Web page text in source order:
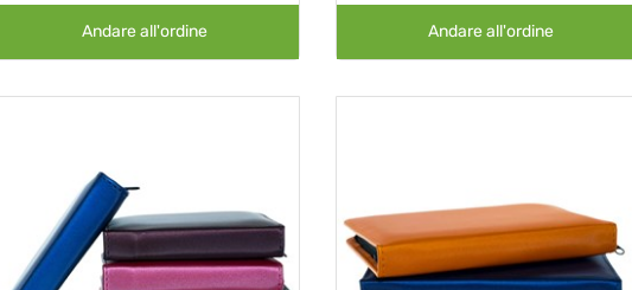
Andare all'ordine Andare all'ordine